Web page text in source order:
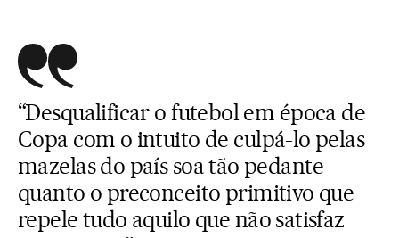
“Desqualificar o futebol em época de
Copa com o intuito de culpá-lo pelas
mazelas do país soa tão pedante
quanto o preconceito primitivo que
repele tudo aquilo que não satisfaz